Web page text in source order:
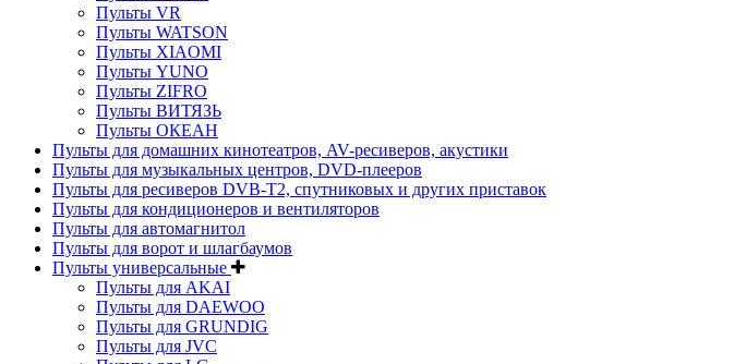
Пульты VR
Пульты WATSON
Пульты XIAOMI
Пульты YUNO
Пульты ZIFRO
Пульты ВИТЯЗЬ
Пульты ОКЕАН
Пульты для домашних кинотеатров, AV-ресиверов, акустики
Пульты для музыкальных центров, DVD-плееров
Пульты для ресиверов DVB-T2, спутниковых и других приставок
Пульты для кондиционеров и вентиляторов
Пульты для автомагнитол
Пульты для ворот и шлагбаумов
Пульты универсальные
Пульты для AKAI
Пульты для DAEWOO
Пульты для GRUNDIG
Пульты для JVC